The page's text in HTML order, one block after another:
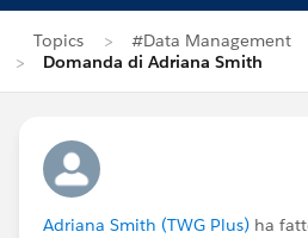
Topics
#Data Management
Domanda di Adriana Smith
Adriana Smith (TWG Plus) ha